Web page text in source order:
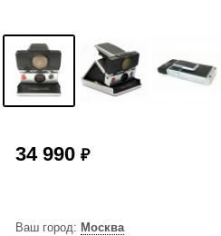
34 990 ₽
Ваш город: Москва